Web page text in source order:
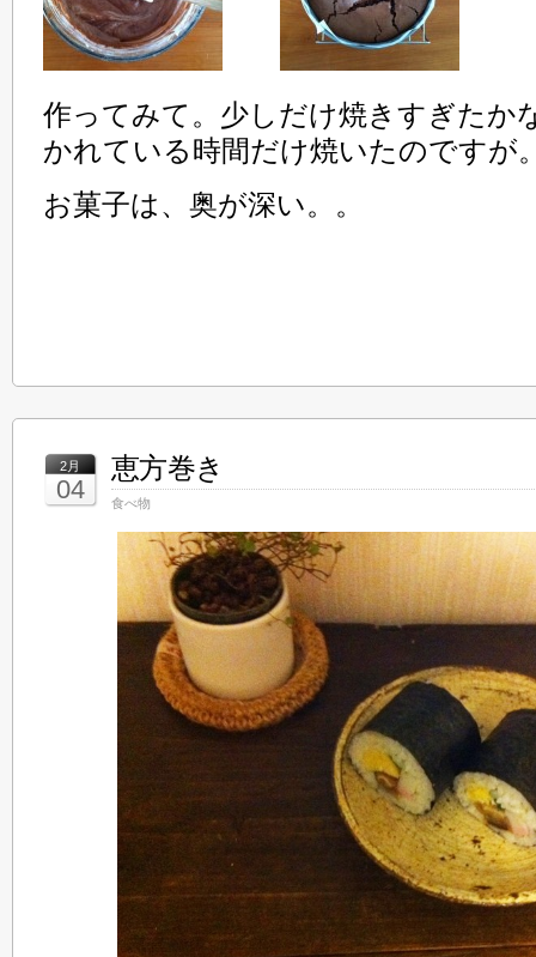
作ってみて。少しだけ焼きすぎたか
かれている時間だけ焼いたのですが
お菓子は、奥が深い。。
2月
04
恵方巻き
食べ物